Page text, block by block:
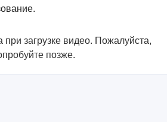
загрузке видео. Пожалуйста,
позже.